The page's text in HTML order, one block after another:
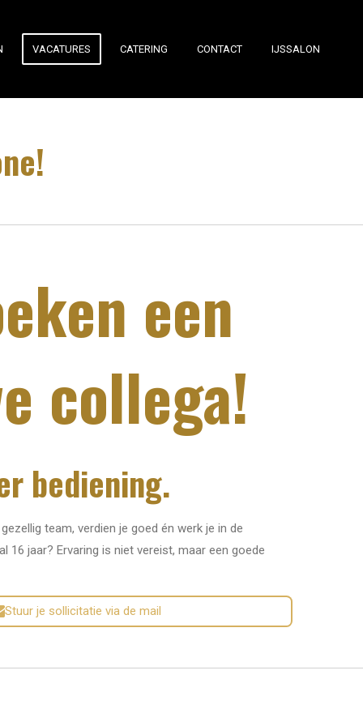
VACATURES CATERING CONTACT IJSSALON
een
collega!
bediening.
team, verdien je goed én werk je in de
16 jaar? Ervaring is niet vereist, maar een goede
Stuur je sollicitatie via de mail